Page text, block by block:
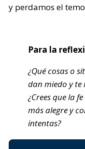
y perdamos el
Para la
¿Qué cosas o
dan miedo y te
¿Crees que la
más alegre y
intentas?